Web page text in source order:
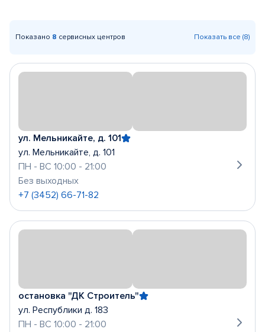
Показано 8 сервисных центров Показать все (8)
ул. Мельникайте, д. 101
ул. Мельникайте, д. 101
ПН - ВС 10:00 - 21:00
Без выходных
+7 (3452) 66-71-82
остановка "ДК Строитель"
ул. Республики д. 183
ПН - ВС 10:00 - 21:00